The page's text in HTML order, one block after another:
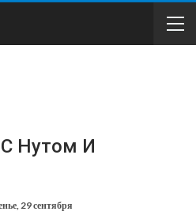
С Нутом И
29 сентября